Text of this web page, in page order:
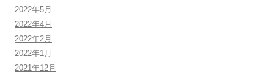
2022年5月
2022年4月
2022年2月
2022年1月
2021年12月